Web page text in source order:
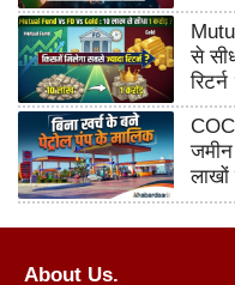
से
लाखों
About Us.